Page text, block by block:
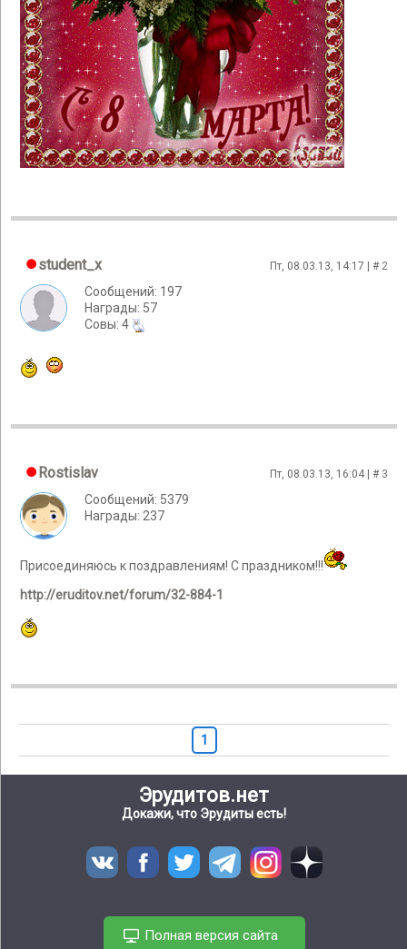
student_x Пт, 08.03.13, 14:17 | # 2
Сообщений: 197
Награды: 57
Cовы: 4
Rostislav Пт, 08.03.13, 16:04 | # 3
Сообщений: 5379
Награды: 237
Присоединяюсь к поздравлениям! С праздником!!!
http://eruditov.net/forum/32-884-1
1
Эрудитов.нет
Докажи, что Эрудиты есть!
Полная версия сайта